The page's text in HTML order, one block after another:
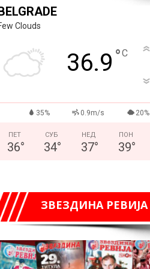
Clouds
36.9 °C
35% 0.9m/s 20%
ПЕТ
36°
СУБ
34°
НЕД
37°
ПОН
39°
ЗВЕЗДИНА РЕВИЈА